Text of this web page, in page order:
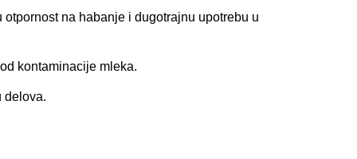
na habanje i dugotrajnu upotrebu u
kontaminacije mleka.
delova.